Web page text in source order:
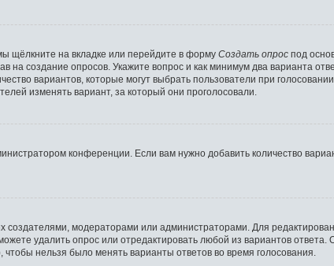
щёлкните на вкладке или перейдите в форму Создать опрос под
на создание опросов. Укажите вопрос и как минимум два варианта
вариантов, которые могут выбрать пользователи при
изменять вариант, за который они проголосовали.
конференции. Если вам нужно добавить количество
создателями, модераторами или администраторами. Для
удалить опрос или отредактировать любой из вариантов
чтобы нельзя было менять варианты ответов во время голосования.